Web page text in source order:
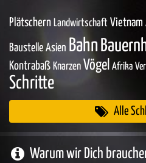
Plätschern Landwirtschaft Vietnam
Baustelle Asien Bahn
Kontrabaß Knarzen Vögel Afrika
Schritte
Alle
Warum wir Dich